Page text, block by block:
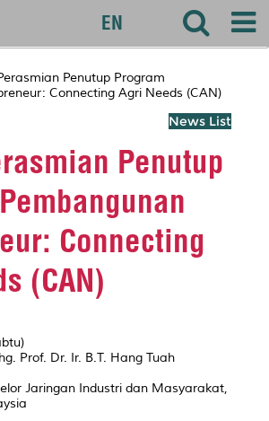
EN
Penutup Program
Connecting Agri Needs (CAN)
News List
Penutup
Connecting
(CAN)
Prof. Dr. Ir. B.T. Hang Tuah
Jaringan Industri dan Masyarakat,